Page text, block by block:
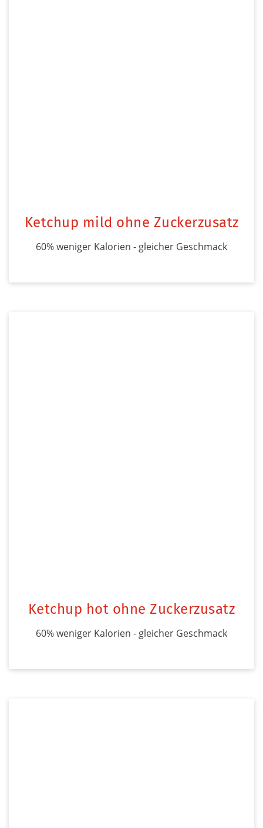
Ketchup mild ohne Zuckerzusatz
60% weniger Kalorien - gleicher Geschmack
Ketchup hot ohne Zuckerzusatz
60% weniger Kalorien - gleicher Geschmack